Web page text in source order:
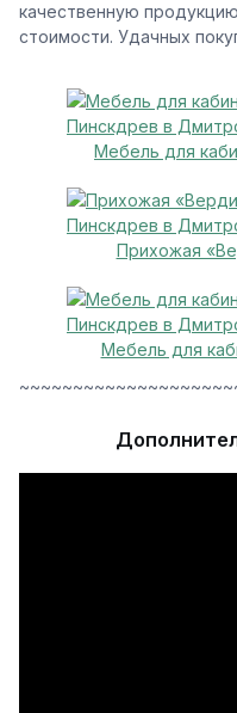
качественную
стоимости. Удачных
Мебель для
Прихожая
Мебель для